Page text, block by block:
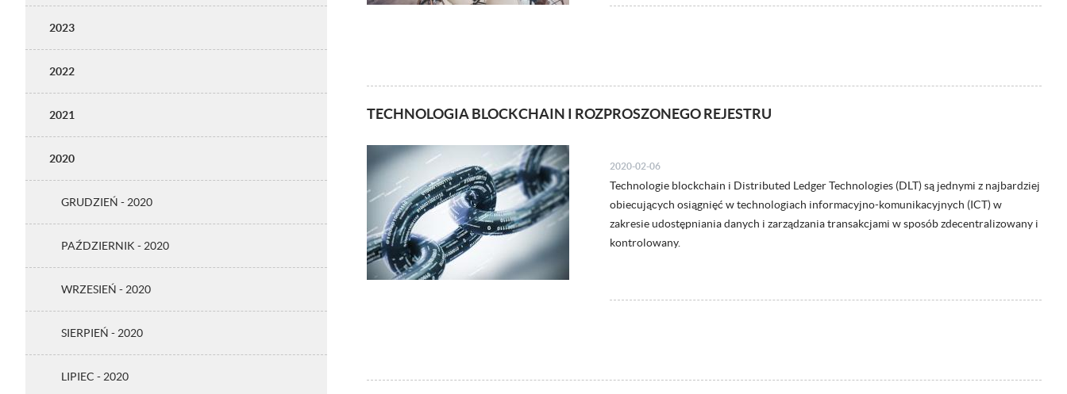
TECHNOLOGIA BLOCKCHAIN I ROZPROSZONEGO REJESTRU
2020-02-06
Technologie blockchain i Distributed Ledger Technologies (DLT) są jednymi z najbardziej
obiecujących osiągnięć w technologiach informacyjno-komunikacyjnych (ICT) w
zakresie udostępniania danych i zarządzania transakcjami w sposób zdecentralizowany i
kontrolowany.
2023
2022
2021
2020
GRUDZIEŃ - 2020
PAŹDZIERNIK - 2020
WRZESIEŃ - 2020
SIERPIEŃ - 2020
LIPIEC - 2020